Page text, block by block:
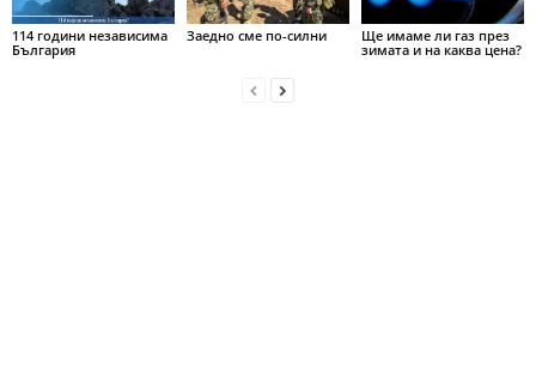
114 години независима
България
Заедно сме по-силни
Ще имаме ли газ през
зимата и на каква цена?